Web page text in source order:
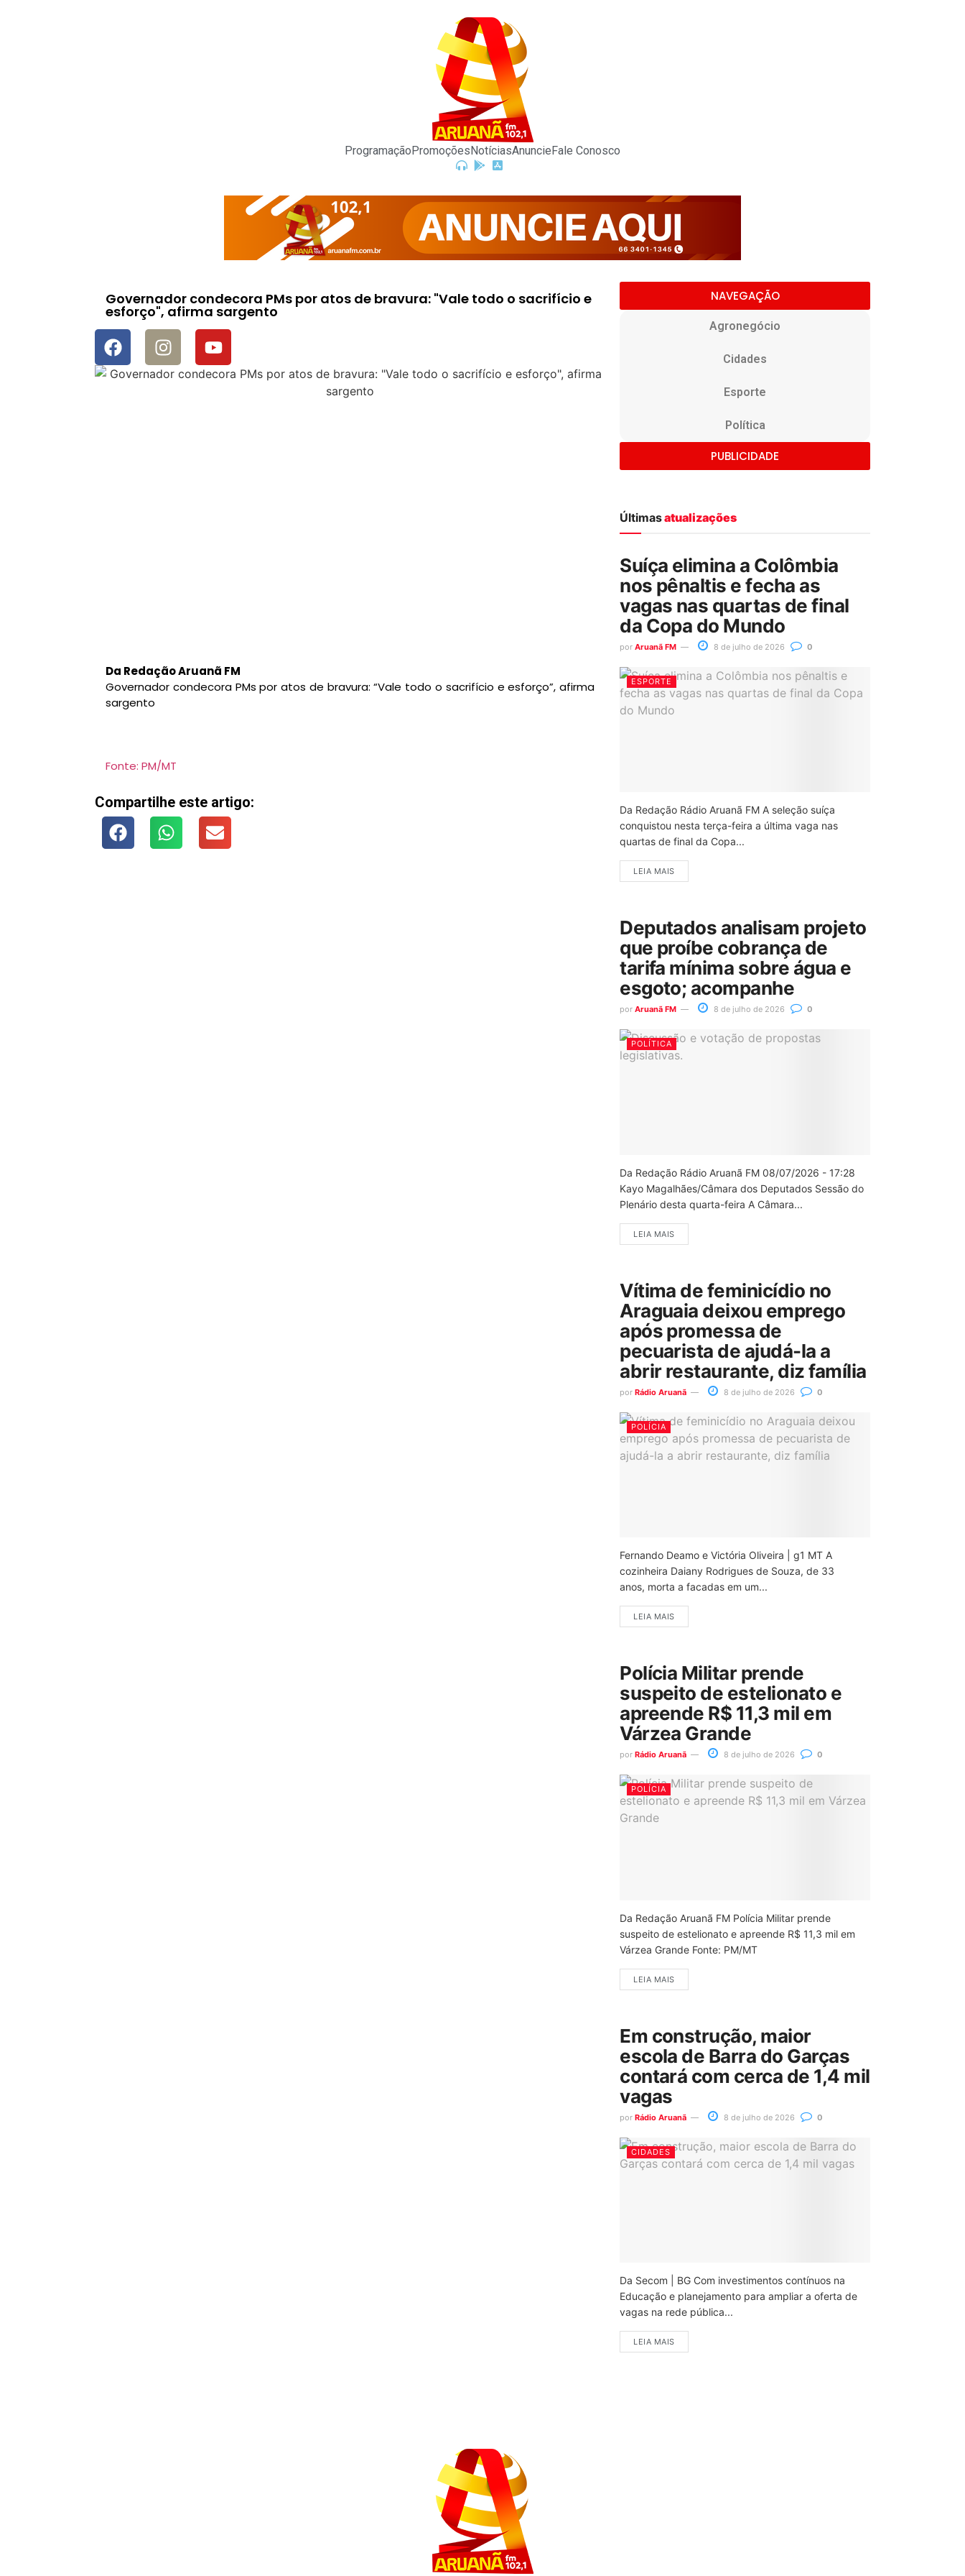
ProgramaçãoPromoçõesNotíciasAnuncieFale Conosco
Governador condecora PMs por atos de bravura: "Vale todo o sacrifício e
esforço", afirma sargento
Da Redação Aruanã FM
Governador condecora PMs por atos de bravura: “Vale todo o sacrifício e esforço”, afirma
sargento
Fonte: PM/MT
Compartilhe este artigo:
NAVEGAÇÃO
Agronegócio
Cidades
Esporte
Política
PUBLICIDADE
Últimasatualizações
Suíça elimina a Colômbia
nos pênaltis e fecha as
vagas nas quartas de final
da Copa do Mundo
por Aruanã FM 8 de julho de 2026 0
ESPORTE
Da Redação Rádio Aruanã FM A seleção suíça
conquistou nesta terça-feira a última vaga nas
quartas de final da Copa...
LEIA MAIS
Deputados analisam projeto
que proíbe cobrança de
tarifa mínima sobre água e
esgoto; acompanhe
por Aruanã FM 8 de julho de 2026 0
POLÍTICA
Da Redação Rádio Aruanã FM 08/07/2026 - 17:28
Kayo Magalhães/Câmara dos Deputados Sessão do
Plenário desta quarta-feira A Câmara...
LEIA MAIS
Vítima de feminicídio no
Araguaia deixou emprego
após promessa de
pecuarista de ajudá-la a
abrir restaurante, diz família
por Rádio Aruanã 8 de julho de 2026 0
POLÍCIA
Fernando Deamo e Victória Oliveira | g1 MT A
cozinheira Daiany Rodrigues de Souza, de 33
anos, morta a facadas em um...
LEIA MAIS
Polícia Militar prende
suspeito de estelionato e
apreende R$ 11,3 mil em
Várzea Grande
por Rádio Aruanã 8 de julho de 2026 0
POLÍCIA
Da Redação Aruanã FM Polícia Militar prende
suspeito de estelionato e apreende R$ 11,3 mil em
Várzea Grande Fonte: PM/MT
LEIA MAIS
Em construção, maior
escola de Barra do Garças
contará com cerca de 1,4 mil
vagas
por Rádio Aruanã 8 de julho de 2026 0
CIDADES
Da Secom | BG Com investimentos contínuos na
Educação e planejamento para ampliar a oferta de
vagas na rede pública...
LEIA MAIS